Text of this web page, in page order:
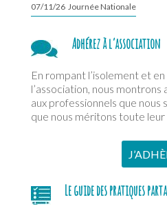
07/11/26 Journée Nationale
Adhérez à l’association
En rompant l’isolement et
l’association, nous
aux professionnels que
que nous méritons toute
Le guide des pratiques